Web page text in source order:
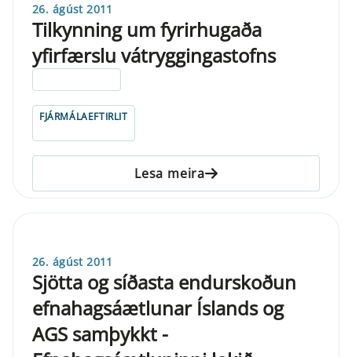
26. ágúst 2011
Tilkynning um fyrirhugaða
yfirfærslu vátryggingastofns
FJÁRMÁLAEFTIRLIT
Lesa meira
26. ágúst 2011
Sjötta og síðasta endurskoðun
efnahagsáætlunar Íslands og
AGS samþykkt -